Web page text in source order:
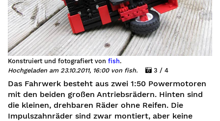
Konstruiert und fotografiert von fish.
Hochgeladen am 23.10.2011, 16:00 von fish.
3 / 4
Das Fahrwerk besteht aus zwei 1:50 Powermotoren
mit den beiden großen Antriebsrädern. Hinten sind
die kleinen, drehbaren Räder ohne Reifen. Die
Impulszahnräder sind zwar montiert, aber keine